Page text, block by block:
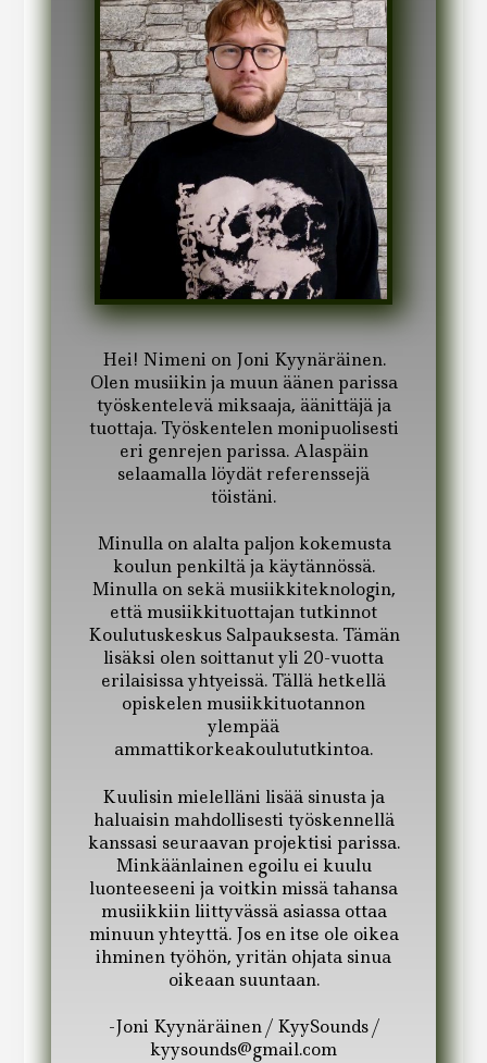
Hei! Nimeni on Joni Kyynäräinen.
Olen musiikin ja muun äänen parissa
työskentelevä miksaaja, äänittäjä ja
tuottaja. Työskentelen monipuolisesti
eri genrejen parissa. Alaspäin
selaamalla löydät referenssejä
töistäni.
Minulla on alalta paljon kokemusta
koulun penkiltä ja käytännössä.
Minulla on sekä musiikkiteknologin,
että musiikkituottajan tutkinnot
Koulutuskeskus Salpauksesta. Tämän
lisäksi olen soittanut yli 20-vuotta
erilaisissa yhtyeissä. Tällä hetkellä
opiskelen musiikkituotannon
ylempää
ammattikorkeakoulututkintoa.
Kuulisin mielelläni lisää sinusta ja
haluaisin mahdollisesti työskennellä
kanssasi seuraavan projektisi parissa.
Minkäänlainen egoilu ei kuulu
luonteeseeni ja voitkin missä tahansa
musiikkiin liittyvässä asiassa ottaa
minuun yhteyttä. Jos en itse ole oikea
ihminen työhön, yritän ohjata sinua
oikeaan suuntaan.
-Joni Kyynäräinen / KyySounds /
kyysounds@gmail.com